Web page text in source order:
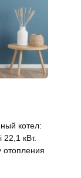
котел:
22,1 кВт.
отопления